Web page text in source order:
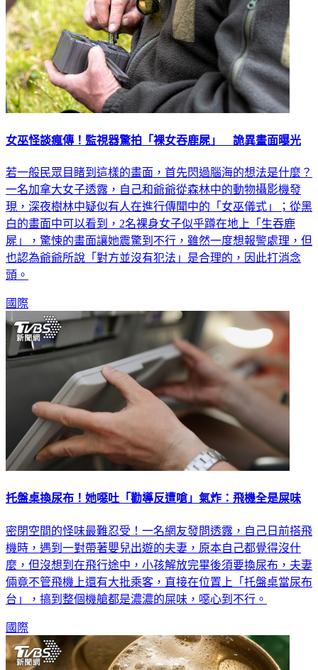
女巫怪談瘋傳！監視器驚拍「裸女吞鹿屍」 詭異畫面曝光
若一般民眾目睹到這樣的畫面，首先閃過腦海的想法是什麼？
一名加拿大女子透露，自己和爺爺從森林中的動物攝影機發
現，深夜樹林中疑似有人在進行傳聞中的「女巫儀式」；從黑
白的畫面中可以看到，2名裸身女子似乎蹲在地上「生吞鹿
屍」，驚悚的畫面讓她震驚到不行，雖然一度想報警處理，但
也認為爺爺所說「對方並沒有犯法」是合理的，因此打消念
頭。
國際
托盤桌換尿布！她噁吐「勸導反遭嗆」氣炸：飛機全是屎味
密閉空間的怪味最難忍受！一名網友發問透露，自己日前搭飛
機時，遇到一對帶著嬰兒出遊的夫妻，原本自己都覺得沒什
麼，但沒想到在飛行途中，小孩解放完畢後須要換尿布，夫妻
倆竟不管飛機上還有大批乘客，直接在位置上「托盤桌當尿布
台」，搞到整個機艙都是濃濃的屎味，噁心到不行。
國際